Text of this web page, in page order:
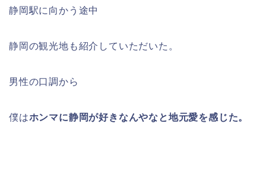
静岡駅に向かう途中
静岡の観光地も紹介していただいた。
男性の口調から
僕はホンマに静岡が好きなんやなと地元愛を感じた。